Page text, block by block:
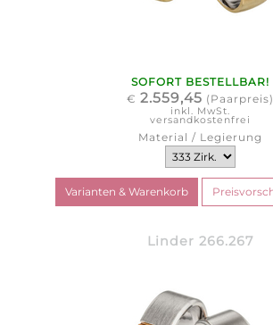
SOFORT BESTELLBAR!
€ 2.559,45 (Paarpreis)
inkl. MwSt.
versandkostenfrei
Material / Legierung
Linder 266.267